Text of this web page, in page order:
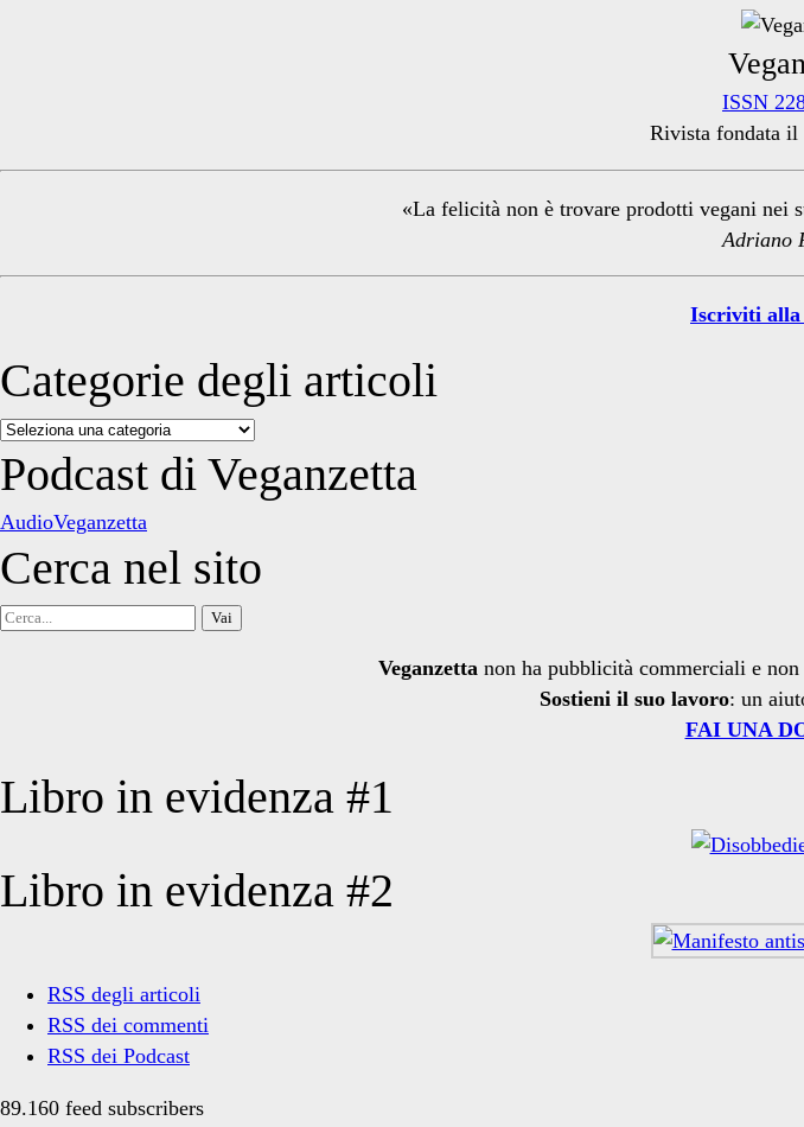
Sidebar
ISSN
Rivista fondata il
«La felicità non è trovare prodotti vegani nei
Adriano
Iscriviti alla
Categorie degli articoli
Categorie
degli
articoli
Podcast di Veganzetta
AudioVeganzetta
Cerca nel sito
Cerca
Veganzetta non ha pubblicità commerciali e
Sostieni il suo lavoro: un
FAI UNA
Libro in evidenza #1
Libro in evidenza #2
RSS degli articoli
RSS dei commenti
RSS dei Podcast
89.160 feed subscribers